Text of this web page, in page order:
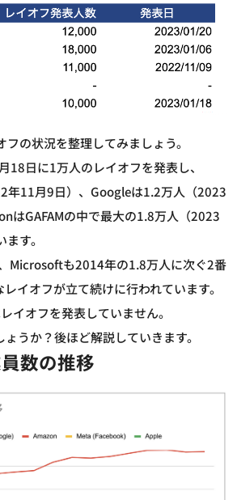
フの状況を整理してみましょう。
日に1万人のレイオフを発表し、
年11月9日）、Googleは1.2万人（2023
はGAFAMの中で最大の1.8万人（2023
す。
Microsoftも2014年の1.8万人に次ぐ2番
イオフが立て続けに行われています。
イオフを発表していません。
うか？後ほど解説していきます。
数の推移